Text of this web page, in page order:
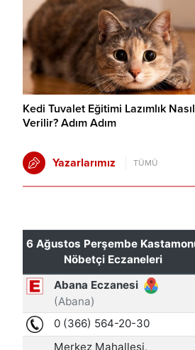
Kedi Tuvalet Eğitimi Lazımlık Nasıl
Verilir? Adım Adım
Yazarlarımız TÜMÜ